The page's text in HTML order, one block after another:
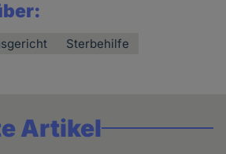
Sterbehilfe
Artikel